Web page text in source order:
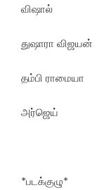
விஷால்
துஷாரா விஜயன்
தம்பி ராமையா
அர்ஜெய்
*படக்குழு*